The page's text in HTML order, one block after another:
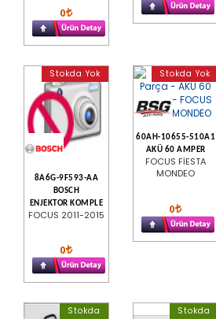
0
Stokda Yok
8A6G-9F593-AA
BOSCH
ENJEKTOR KOMPLE
FOCUS 2011-2015
0
Stokda Yok
60AH-10655-510A1
AKÜ 60 AMPER
FOCUS FİESTA
MONDEO
0
Stokda Stokda